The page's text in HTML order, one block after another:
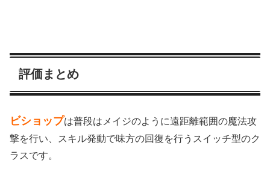
評価まとめ
ビショップは普段はメイジのように遠距離範囲の魔法攻
撃を行い、スキル発動で味方の回復を行うスイッチ型のク
ラスです。